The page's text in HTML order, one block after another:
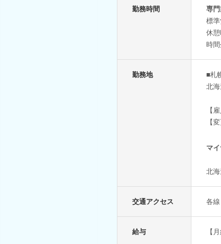
勤務時間
専
標
休
時
勤務地
■札
北
【
【
マ
北
交通アクセス 各
給与 【